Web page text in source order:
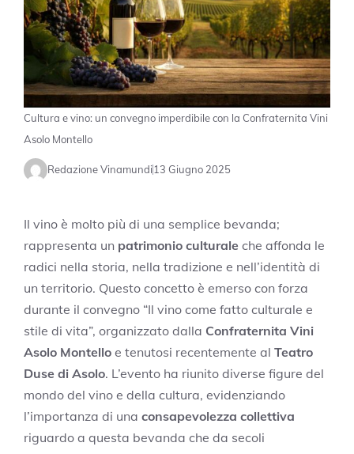
Cultura e vino: un convegno imperdibile con la Confraternita Vini
Asolo Montello
Redazione Vinamundi13 Giugno 2025
Il vino è molto più di una semplice bevanda;
rappresenta un patrimonio culturale che affonda le
radici nella storia, nella tradizione e nell’identità di
un territorio. Questo concetto è emerso con forza
durante il convegno “Il vino come fatto culturale e
stile di vita”, organizzato dalla Confraternita Vini
Asolo Montello e tenutosi recentemente al Teatro
Duse di Asolo. L’evento ha riunito diverse figure del
mondo del vino e della cultura, evidenziando
l’importanza di una consapevolezza collettiva
riguardo a questa bevanda che da secoli